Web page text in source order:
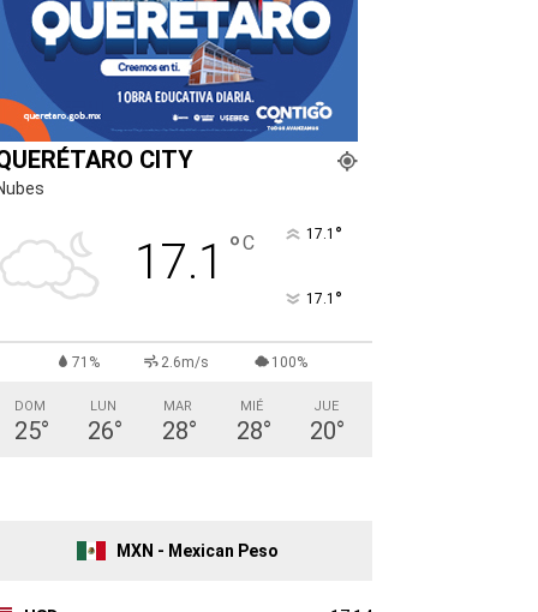
CITY
17.1 °C 17.1 °
17.1 °
71% 2.6m/s 100%
DOM
25°
LUN
26°
MAR
28°
MIÉ
28°
JUE
20°
MXN - Mexican Peso